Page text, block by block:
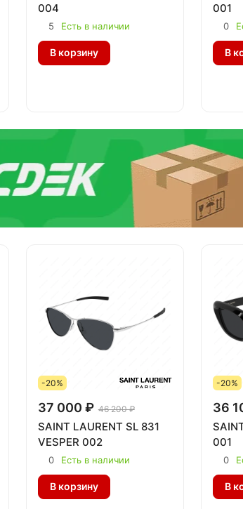
004
5 Есть в наличии
В корзину
001
0
В
-20%
37 000 ₽ 46 200 ₽
SAINT LAURENT SL 831
VESPER 002
0 Есть в наличии
В корзину
-20%
36
001
0
В